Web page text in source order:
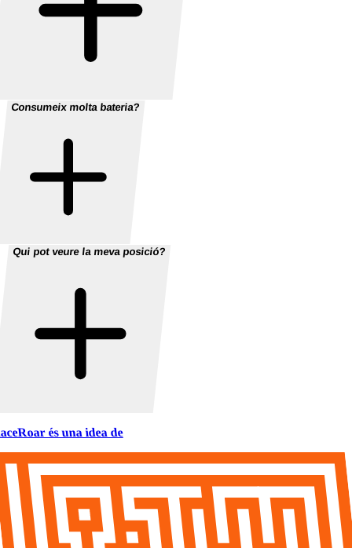
Consumeix molta bateria?
Qui pot veure la meva posició?
és una idea de